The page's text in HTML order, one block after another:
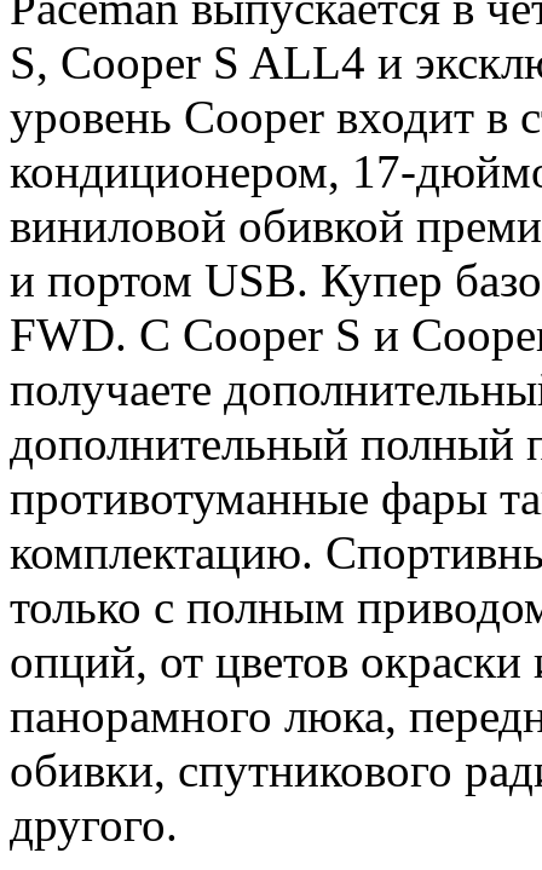
S, Cooper S ALL4 и
уровень Cooper входит в
кондиционером, 17-
виниловой обивкой
и портом USB. Купер
FWD. С Cooper S и
получаете
дополнительный полный
противотуманные фары
комплектацию.
только с полным
опций, от цветов
панорамного люка,
обивки, спутникового
другого.